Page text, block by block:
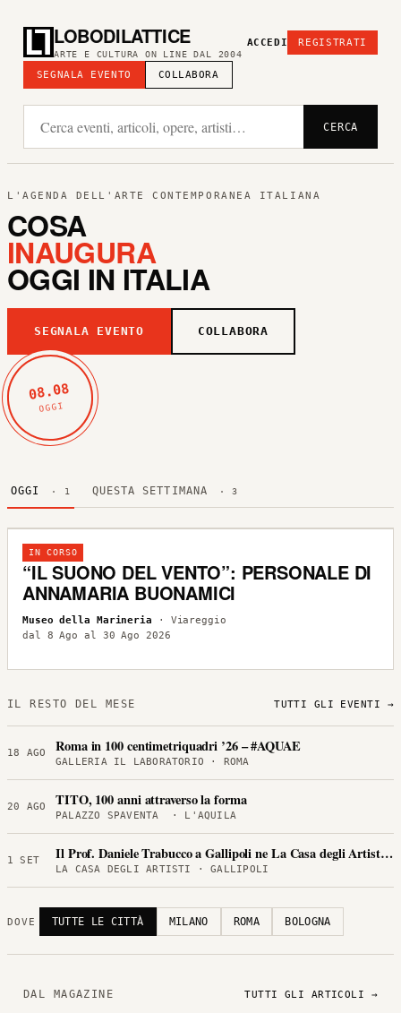
LOBODILATTICE
ARTE E CULTURA ON LINE DAL 2004
SEGNALA EVENTO COLLABORA
ACCEDI REGISTRATI
CERCA
L'AGENDA DELL'ARTE CONTEMPORANEA ITALIANA
COSA
INAUGURA
OGGI IN ITALIA
SEGNALA EVENTO COLLABORA
08.08
OGGI
OGGI · 1 QUESTA SETTIMANA · 3
IN CORSO
“IL SUONO DEL VENTO”: PERSONALE DI
ANNAMARIA BUONAMICI
Museo della Marineria · Viareggio
dal 8 Ago al 30 Ago 2026
IL RESTO DEL MESE TUTTI GLI EVENTI →
18 AGO Roma in 100 centimetriquadri ’26 – #AQUAE
GALLERIA IL LABORATORIO · ROMA
20 AGO TITO, 100 anni attraverso la forma
PALAZZO SPAVENTA · L'AQUILA
1 SET Il Prof. Daniele Trabucco a Gallipoli ne La Casa degli Artisti
LA CASA DEGLI ARTISTI · GALLIPOLI
DOVE TUTTE LE CITTÀ MILANO ROMA BOLOGNA
DAL MAGAZINE TUTTI GLI ARTICOLI →